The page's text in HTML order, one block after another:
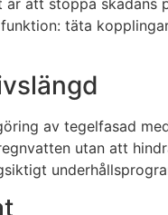
täta
av tegelfasad
utan att